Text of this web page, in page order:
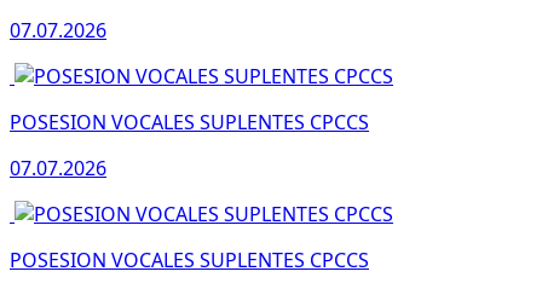
07.07.2026
POSESION VOCALES SUPLENTES CPCCS
07.07.2026
POSESION VOCALES SUPLENTES CPCCS